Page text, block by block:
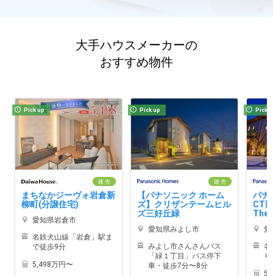
大手ハウスメーカーの
おすすめ物件
Pick up
建 売
まちなかジーヴォ岩倉新
柳町(分譲住宅)
愛知県岩倉市
名鉄犬山線「岩倉」駅ま
で徒歩9分
5,498万円〜
Pick up
建 売
【パナソニック ホーム
ズ】クリザンテームヒル
ズ三好丘緑
愛知県みよし市
みよし市さんさんバス
「緑１丁目」バス停下
車・徒歩7分〜8分
Pick
パナ
CT
愛
名